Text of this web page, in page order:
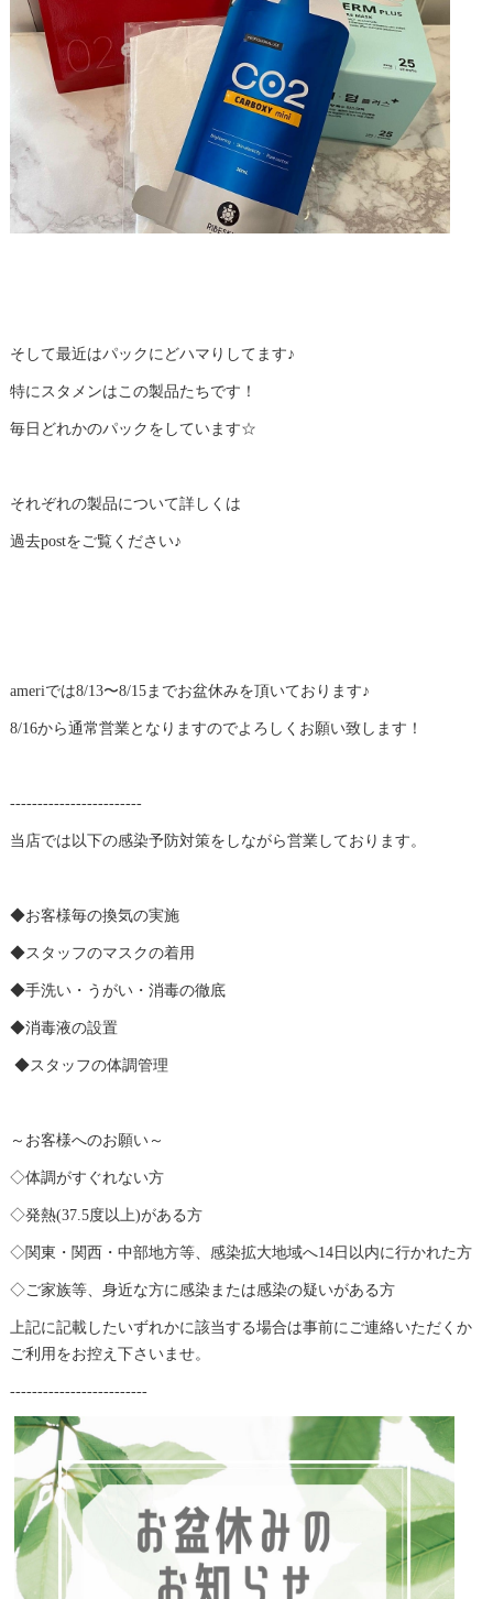
そして最近はパックにどハマりしてます♪
特にスタメンはこの製品たちです！
毎日どれかのパックをしています☆
それぞれの製品について詳しくは
過去postをご覧ください♪
ameriでは8/13〜8/15までお盆休みを頂いております♪
8/16から通常営業となりますのでよろしくお願い致します！
------------------------
当店では以下の感染予防対策をしながら営業しております。
◆お客様毎の換気の実施
◆スタッフのマスクの着用
◆手洗い・うがい・消毒の徹底
◆消毒液の設置
◆スタッフの体調管理
～お客様へのお願い～
◇体調がすぐれない方
◇発熱(37.5度以上)がある方
◇関東・関西・中部地方等、感染拡大地域へ14日以内に行かれた方
◇ご家族等、身近な方に感染または感染の疑いがある方
上記に記載したいずれかに該当する場合は事前にご連絡いただくか
ご利用をお控え下さいませ。
-------------------------